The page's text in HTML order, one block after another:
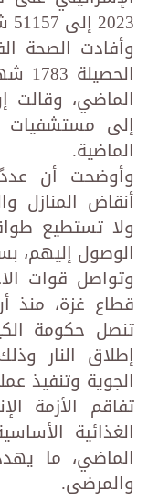
2023 إلى 51157 شهيدًا، و116724 مصابًا.
وأفادت الصحة
الماضية.
وأوضحت أن
أنقاض المنازل
ولا تستطيع
الوصول إليهم،
وتواصل قوات
تنصل حكومة
إطلاق النار
الجوية وتنفيذ
تفاقم الأزمة
الغذائية
الماضي، ما
والمرضى.